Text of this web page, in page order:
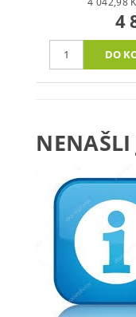
4
NENAŠLI